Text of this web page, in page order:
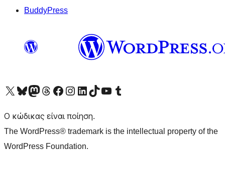
BuddyPress
Visit our X (formerly Twitter) account
Visit our Bluesky account
Επισκεφθείτε τον λογαριασμό μας στο Mastodon
Visit our Threads account
Επισκεφτείτε τη σελίδα μας στο Facebook
Επισκεφθείτε τον λογαριασμό μας Instagram
Επισκεφθείτε τον λογαριασμό μας LinkedIn
Visit our TikTok account
Visit our YouTube channel
Visit our Tumblr account
Ο κώδικας είναι ποίηση.
The WordPress® trademark is the intellectual property of the
WordPress Foundation.